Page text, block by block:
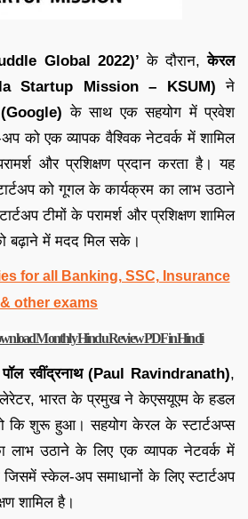
Global 2022)’ के दौरान,केरल
Startup Mission – KSUM) ने
के साथ एक सहयोग में प्रवेश
अप को एक व्यापक वैश्विक नेटवर्क में शामिल
और प्रशिक्षण प्रदान करता है। यह
को गूगल के कार्यक्रम का लाभ उठाने
टीमों के परामर्श और प्रशिक्षण शामिल
बढ़ाने में मदद मिल सके।
for all Banking, SSC, Insurance
& other exams
Monthly Hindu Review PDF in Hindi
पॉल रवींद्रनाथ (Paul Ravindranath),
भारत के प्रमुख ने केएसयूएम के हडल
कि शुरू हुआ। सहयोग केरल के स्टार्टअप्स
लाभ उठाने के लिए एक व्यापक नेटवर्क में
जिसमें स्केल-अप समाधानों के लिए स्टार्टअप
शामिल है।